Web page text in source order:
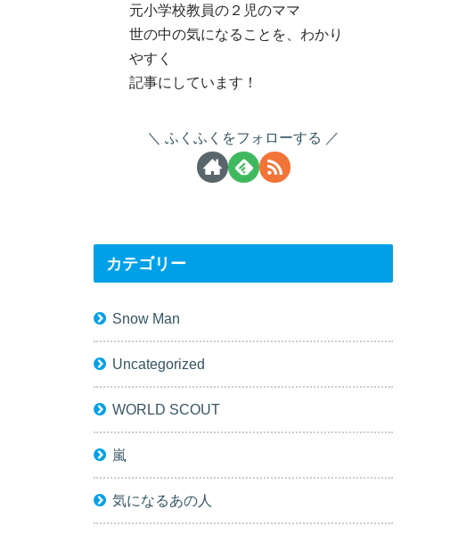
元小学校教員の２児のママ
世の中の気になることを、わかり
やすく
記事にしています！
ふくふくをフォローする
カテゴリー
Snow Man
Uncategorized
WORLD SCOUT
嵐
気になるあの人